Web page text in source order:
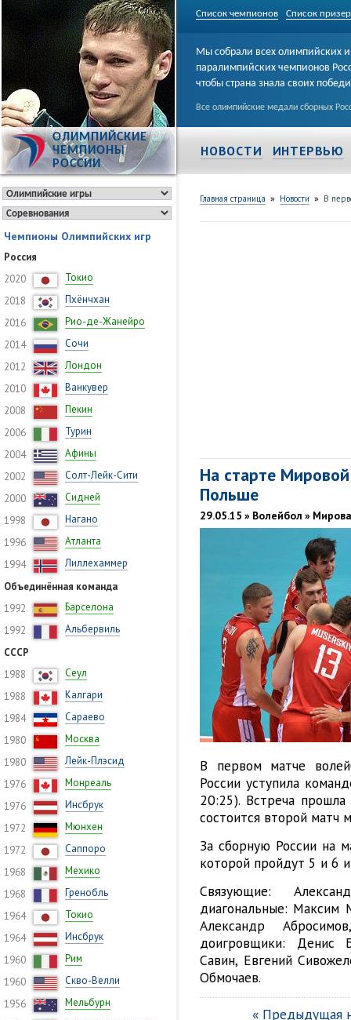
Список чемпионов Список
ОЛИМПИЙСКИЕ
ЧЕМПИОНЫ
РОССИИ
Мы собрали всех олимпийских и
паралимпийских чемпионов
чтобы страна знала своих
Все олимпийские медали сборных
НОВОСТИ ИНТЕРВЬЮ
Чемпионы Олимпийских игр
Россия
2020
Токио
2018
Пхёнчхан
2016
Рио-де-Жанейро
2014
Сочи
2012
Лондон
2010
Ванкувер
2008
Пекин
2006
Турин
2004
Афины
2002
Солт-Лейк-Сити
2000
Сидней
1998
Нагано
1996
Атланта
1994
Лиллехаммер
Объединённая команда
1992
Барселона
1992
Альбервиль
СССР
1988
Сеул
1988
Калгари
1984
Сараево
1980
Москва
1980
Лейк-Плэсид
1976
Монреаль
1976
Инсбрук
1972
Мюнхен
1972
Саппоро
1968
Мехико
1968
Гренобль
1964
Токио
1964
Инсбрук
1960
Рим
1960
Скво-Велли
1956
Мельбурн
Главная страница » Новости » В
На старте
Польше
29.05.15 » Волейбол »
В первом матче
России уступила
20:25). Встреча
состоится второй матч
За сборную России на
которой пройдут 5 и 6
Связующие:
диагональные:
Александр
доигровщики: Денис
Савин, Евгений
Обмочаев.
« Предыдущая